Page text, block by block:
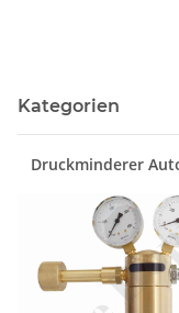
Kategorien
Druckminderer